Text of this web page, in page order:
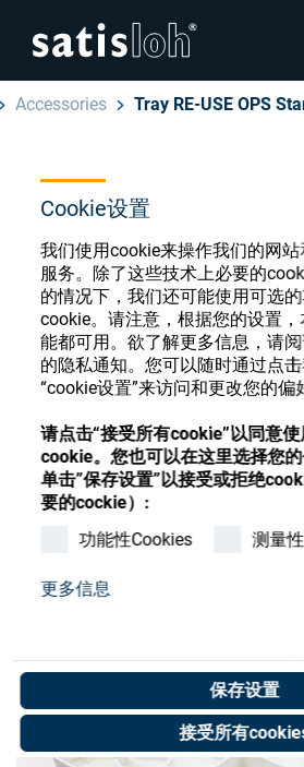
Cookie设置
我们使用cookie来操作我们的网
服务。除了这些技术上必要的
的情况下，我们还可能使用可选
cookie。请注意，根据您的设置
能都可用。欲了解更多信息，请
的隐私通知。您可以随时通过点
“cookie设置”来访问和更改您的偏
请点击“接受所有cookie”以同意
cookie。您也可以在这里选择您
单击”保存设置”以接受或拒绝
要的cockie）:
功能性Cookies
测量
更多信息
保存设置
接受所有
汉语
眼镜光学
精密光学
我们是谁
加入我们
Store
隐藏页面导航
English
Deutsch
Español
Français
Accessories Tray RE-USE OPS
眼镜光学耗材商
注册或登录以访问您的帐户
种眼镜光学耗材
注册